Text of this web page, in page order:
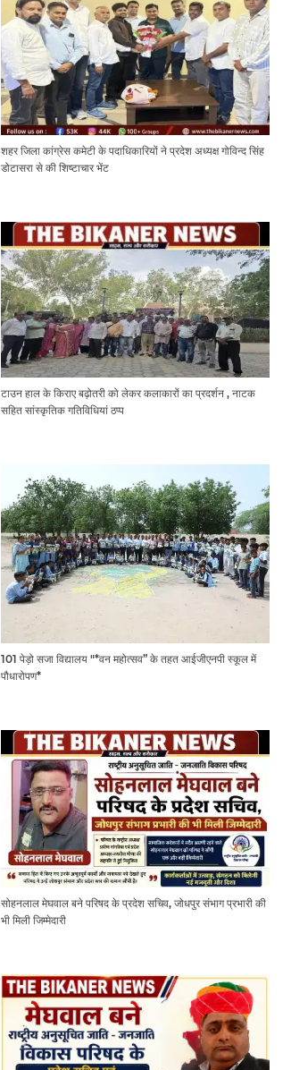
शहर जिला कांग्रेस कमेटी के पदाधिकारियों ने प्रदेश अध्यक्ष गोविन्द सिंह
डोटासरा से की शिष्टाचार भेंट
टाउन हाल के किराए बढ़ोतरी को लेकर कलाकारों का प्रदर्शन , नाटक
सहित सांस्कृतिक गतिविधियां ठप्प
101 पेड़ो सजा विद्यालय "*वन महोत्सव” के तहत आईजीएनपी स्कूल में
पौधारोपण*
सोहनलाल मेघवाल बने परिषद के प्रदेश सचिव, जोधपुर संभाग प्रभारी की
भी मिली जिम्मेदारी